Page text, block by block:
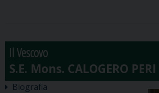
Il Vescovo
Biografia